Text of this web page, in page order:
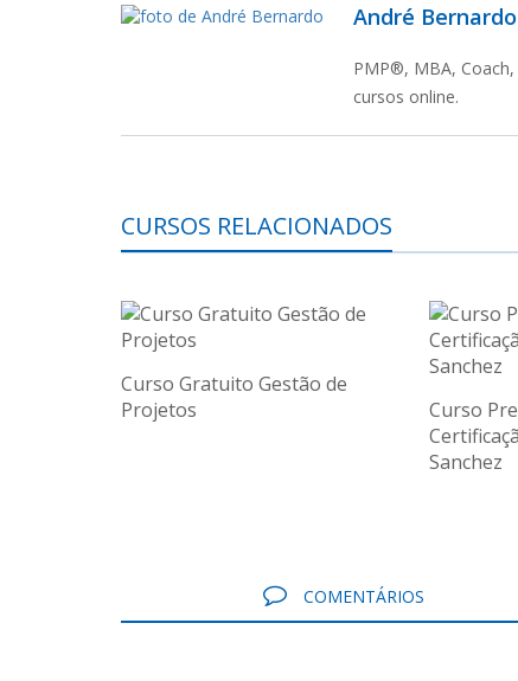
André Bernardo
PMP®, MBA,
cursos online.
CURSOS RELACIONADOS
Curso Gratuito Gestão de
Projetos
Curso
Sanchez
COMENTÁRIOS